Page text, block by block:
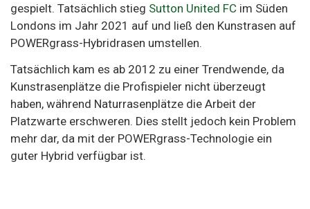
gespielt. Tatsächlich stieg Sutton United FC im Süden
Londons im Jahr 2021 auf und ließ den Kunstrasen auf
POWERgrass-Hybridrasen umstellen.
Tatsächlich kam es ab 2012 zu einer Trendwende, da
Kunstrasenplätze die Profispieler nicht überzeugt
haben, während Naturrasenplätze die Arbeit der
Platzwarte erschweren. Dies stellt jedoch kein Problem
mehr dar, da mit der POWERgrass-Technologie ein
guter Hybrid verfügbar ist.